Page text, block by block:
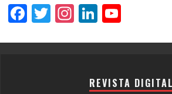
Facebook
Twitter
Instagram
LinkedIn
REVISTA DIGITAL